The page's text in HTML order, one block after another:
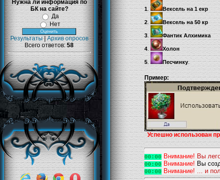
Нужна ли информация по
БК на сайте?
Да
Нет
Результаты| Архив опросов
Всего ответов: 58
1 Вексель на 1 екр
2. Вексель на 50 кр
3. Фантик Алхимика
4. Холон
5. Песчинку.
Пример:
Успешно использован
00:00 Внимание! Вы
00:00 Внимание! Вы
00:00 Внимание! ... и